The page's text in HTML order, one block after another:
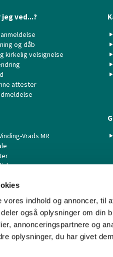
indhold og annoncer, til
også oplysninger om din
annonceringspartnere og
oplysninger, du har givet
jeg ved...?
og dåb
kirkelig velsignelse
attester
Vrads MR
Kontakt Cookiepolitik Imprint